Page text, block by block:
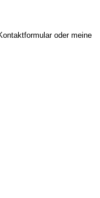
oder meine